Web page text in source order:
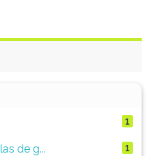
1
de g... 1